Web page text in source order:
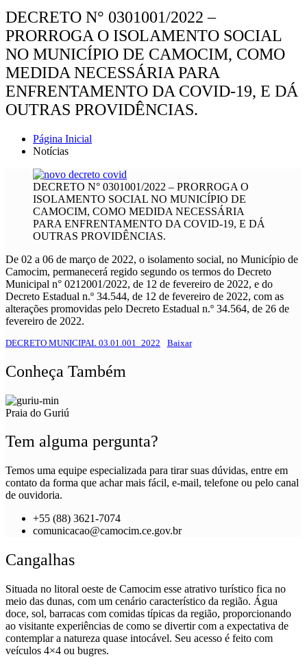
DECRETO N° 0301001/2022 –
PRORROGA O ISOLAMENTO SOCIAL
NO MUNICÍPIO DE CAMOCIM, COMO
MEDIDA NECESSÁRIA PARA
ENFRENTAMENTO DA COVID-19, E DÁ
OUTRAS PROVIDÊNCIAS.
Página Inicial
Notícias
DECRETO N° 0301001/2022 – PRORROGA O
ISOLAMENTO SOCIAL NO MUNICÍPIO DE
CAMOCIM, COMO MEDIDA NECESSÁRIA
PARA ENFRENTAMENTO DA COVID-19, E DÁ
OUTRAS PROVIDÊNCIAS.
De 02 a 06 de março de 2022, o isolamento social, no Município de
Camocim, permanecerá regido segundo os termos do Decreto
Municipal n° 0212001/2022, de 12 de fevereiro de 2022, e do
Decreto Estadual n.º 34.544, de 12 de fevereiro de 2022, com as
alterações promovidas pelo Decreto Estadual n.º 34.564, de 26 de
fevereiro de 2022.
DECRETO MUNICIPAL 03.01.001_2022 Baixar
Conheça Também
Praia do Guriú
Tem alguma pergunta?
Temos uma equipe especializada para tirar suas dúvidas, entre em
contato da forma que achar mais fácil, e-mail, telefone ou pelo canal
de ouvidoria.
+55 (88) 3621-7074
comunicacao@camocim.ce.gov.br
Cangalhas
Situada no litoral oeste de Camocim esse atrativo turístico fica no
meio das dunas, com um cenário característico da região. Água
doce, sol, barracas com comidas típicas da região, proporcionando
ao visitante experiências de como se divertir com a expectativa de
contemplar a natureza quase intocável. Seu acesso é feito com
veículos 4×4 ou bugres.